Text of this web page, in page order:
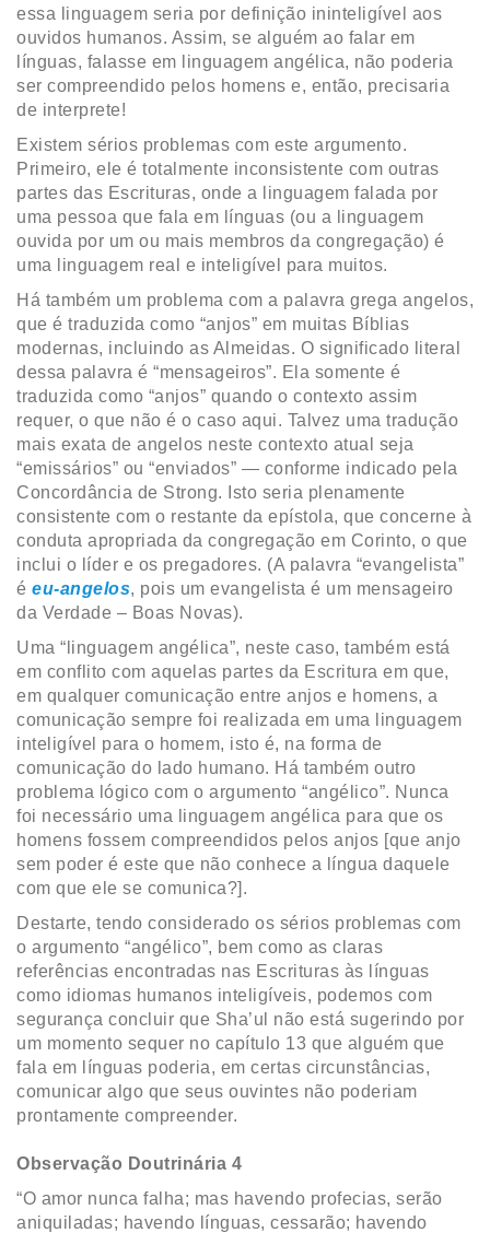
essa linguagem seria por definição ininteligível aos
ouvidos humanos. Assim, se alguém ao falar em
línguas, falasse em linguagem angélica, não poderia
ser compreendido pelos homens e, então, precisaria
de interprete!
Existem sérios problemas com este argumento.
Primeiro, ele é totalmente inconsistente com outras
partes das Escrituras, onde a linguagem falada por
uma pessoa que fala em línguas (ou a linguagem
ouvida por um ou mais membros da congregação) é
uma linguagem real e inteligível para muitos.
Há também um problema com a palavra grega angelos,
que é traduzida como “anjos” em muitas Bíblias
modernas, incluindo as Almeidas. O significado literal
dessa palavra é “mensageiros”. Ela somente é
traduzida como “anjos” quando o contexto assim
requer, o que não é o caso aqui. Talvez uma tradução
mais exata de angelos neste contexto atual seja
“emissários” ou “enviados” — conforme indicado pela
Concordância de Strong. Isto seria plenamente
consistente com o restante da epístola, que concerne à
conduta apropriada da congregação em Corinto, o que
inclui o líder e os pregadores. (A palavra “evangelista”
é eu-angelos, pois um evangelista é um mensageiro
da Verdade – Boas Novas).
Uma “linguagem angélica”, neste caso, também está
em conflito com aquelas partes da Escritura em que,
em qualquer comunicação entre anjos e homens, a
comunicação sempre foi realizada em uma linguagem
inteligível para o homem, isto é, na forma de
comunicação do lado humano. Há também outro
problema lógico com o argumento “angélico”. Nunca
foi necessário uma linguagem angélica para que os
homens fossem compreendidos pelos anjos [que anjo
sem poder é este que não conhece a língua daquele
com que ele se comunica?].
Destarte, tendo considerado os sérios problemas com
o argumento “angélico”, bem como as claras
referências encontradas nas Escrituras às línguas
como idiomas humanos inteligíveis, podemos com
segurança concluir que Sha’ul não está sugerindo por
um momento sequer no capítulo 13 que alguém que
fala em línguas poderia, em certas circunstâncias,
comunicar algo que seus ouvintes não poderiam
prontamente compreender.
Observação Doutrinária 4
“O amor nunca falha; mas havendo profecias, serão
aniquiladas; havendo línguas, cessarão; havendo